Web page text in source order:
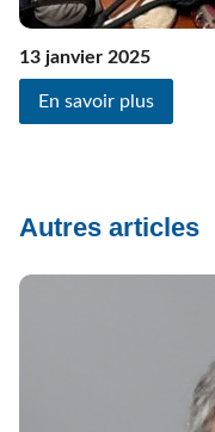
13 janvier 2025
En savoir plus
Autres articles